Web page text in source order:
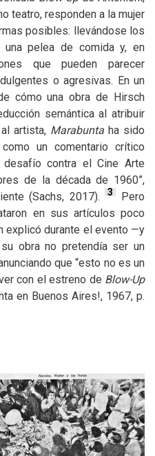
teatro, responden a la mujer
posibles: llevándose los
pelea de comida y, en
que pueden parecer
o agresivas. En un
cómo una obra de Hirsch
semántica al atribuir
artista, Marabunta ha sido
un comentario crítico
desafío contra el Cine Arte
de la década de 1960”,
(Sachs, 2017). 3
Pero
en sus artículos poco
explicó durante el evento —y
obra no pretendía ser un
que “esto no es un
con el estreno de Blow-Up
en Buenos Aires!, 1967, p.